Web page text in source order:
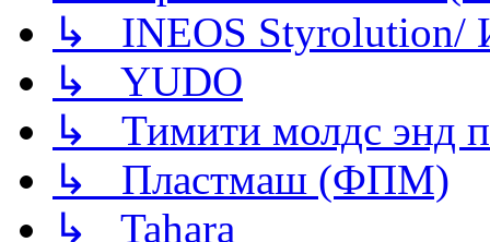
↳ INEOS
↳ YUDO
↳ Тимити молдс энд
↳ Пластмаш (ФПМ)
↳ Tahara